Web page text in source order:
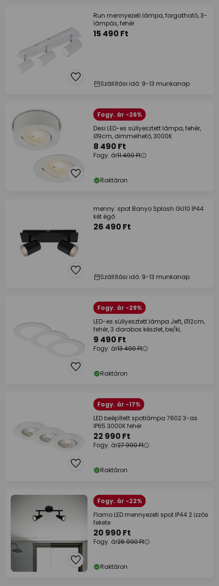
Run mennyezeti lámpa, forgatható, 3-
lámpás, fehér
15 490 Ft
Szállítási idő: 9-13 munkanap
Fogy. ár -26%
Desi LED-es süllyesztett lámpa, fehér,
Ø9cm, dimmelhető, 3000K
8 490 Ft
Fogy. ár11 490 Ft
Raktáron
menny. spot Banyo Splash GU10 IP44
két égő
26 490 Ft
Szállítási idő: 9-13 munkanap
Fogy. ár -29%
LED-es süllyesztett lámpa Jeft, Ø12cm,
fehér, 3 darabos készlet, be/ki,
9 490 Ft
Fogy. ár13 490 Ft
Raktáron
Fogy. ár -17%
LED beépített spotlámpa 7602 3-as
IP65 3000K fehér
22 990 Ft
Fogy. ár27 990 Ft
Raktáron
Fogy. ár -22%
Flamo LED mennyezeti spot IP44 2 izzós
fekete
20 990 Ft
Fogy. ár26 990 Ft
Raktáron